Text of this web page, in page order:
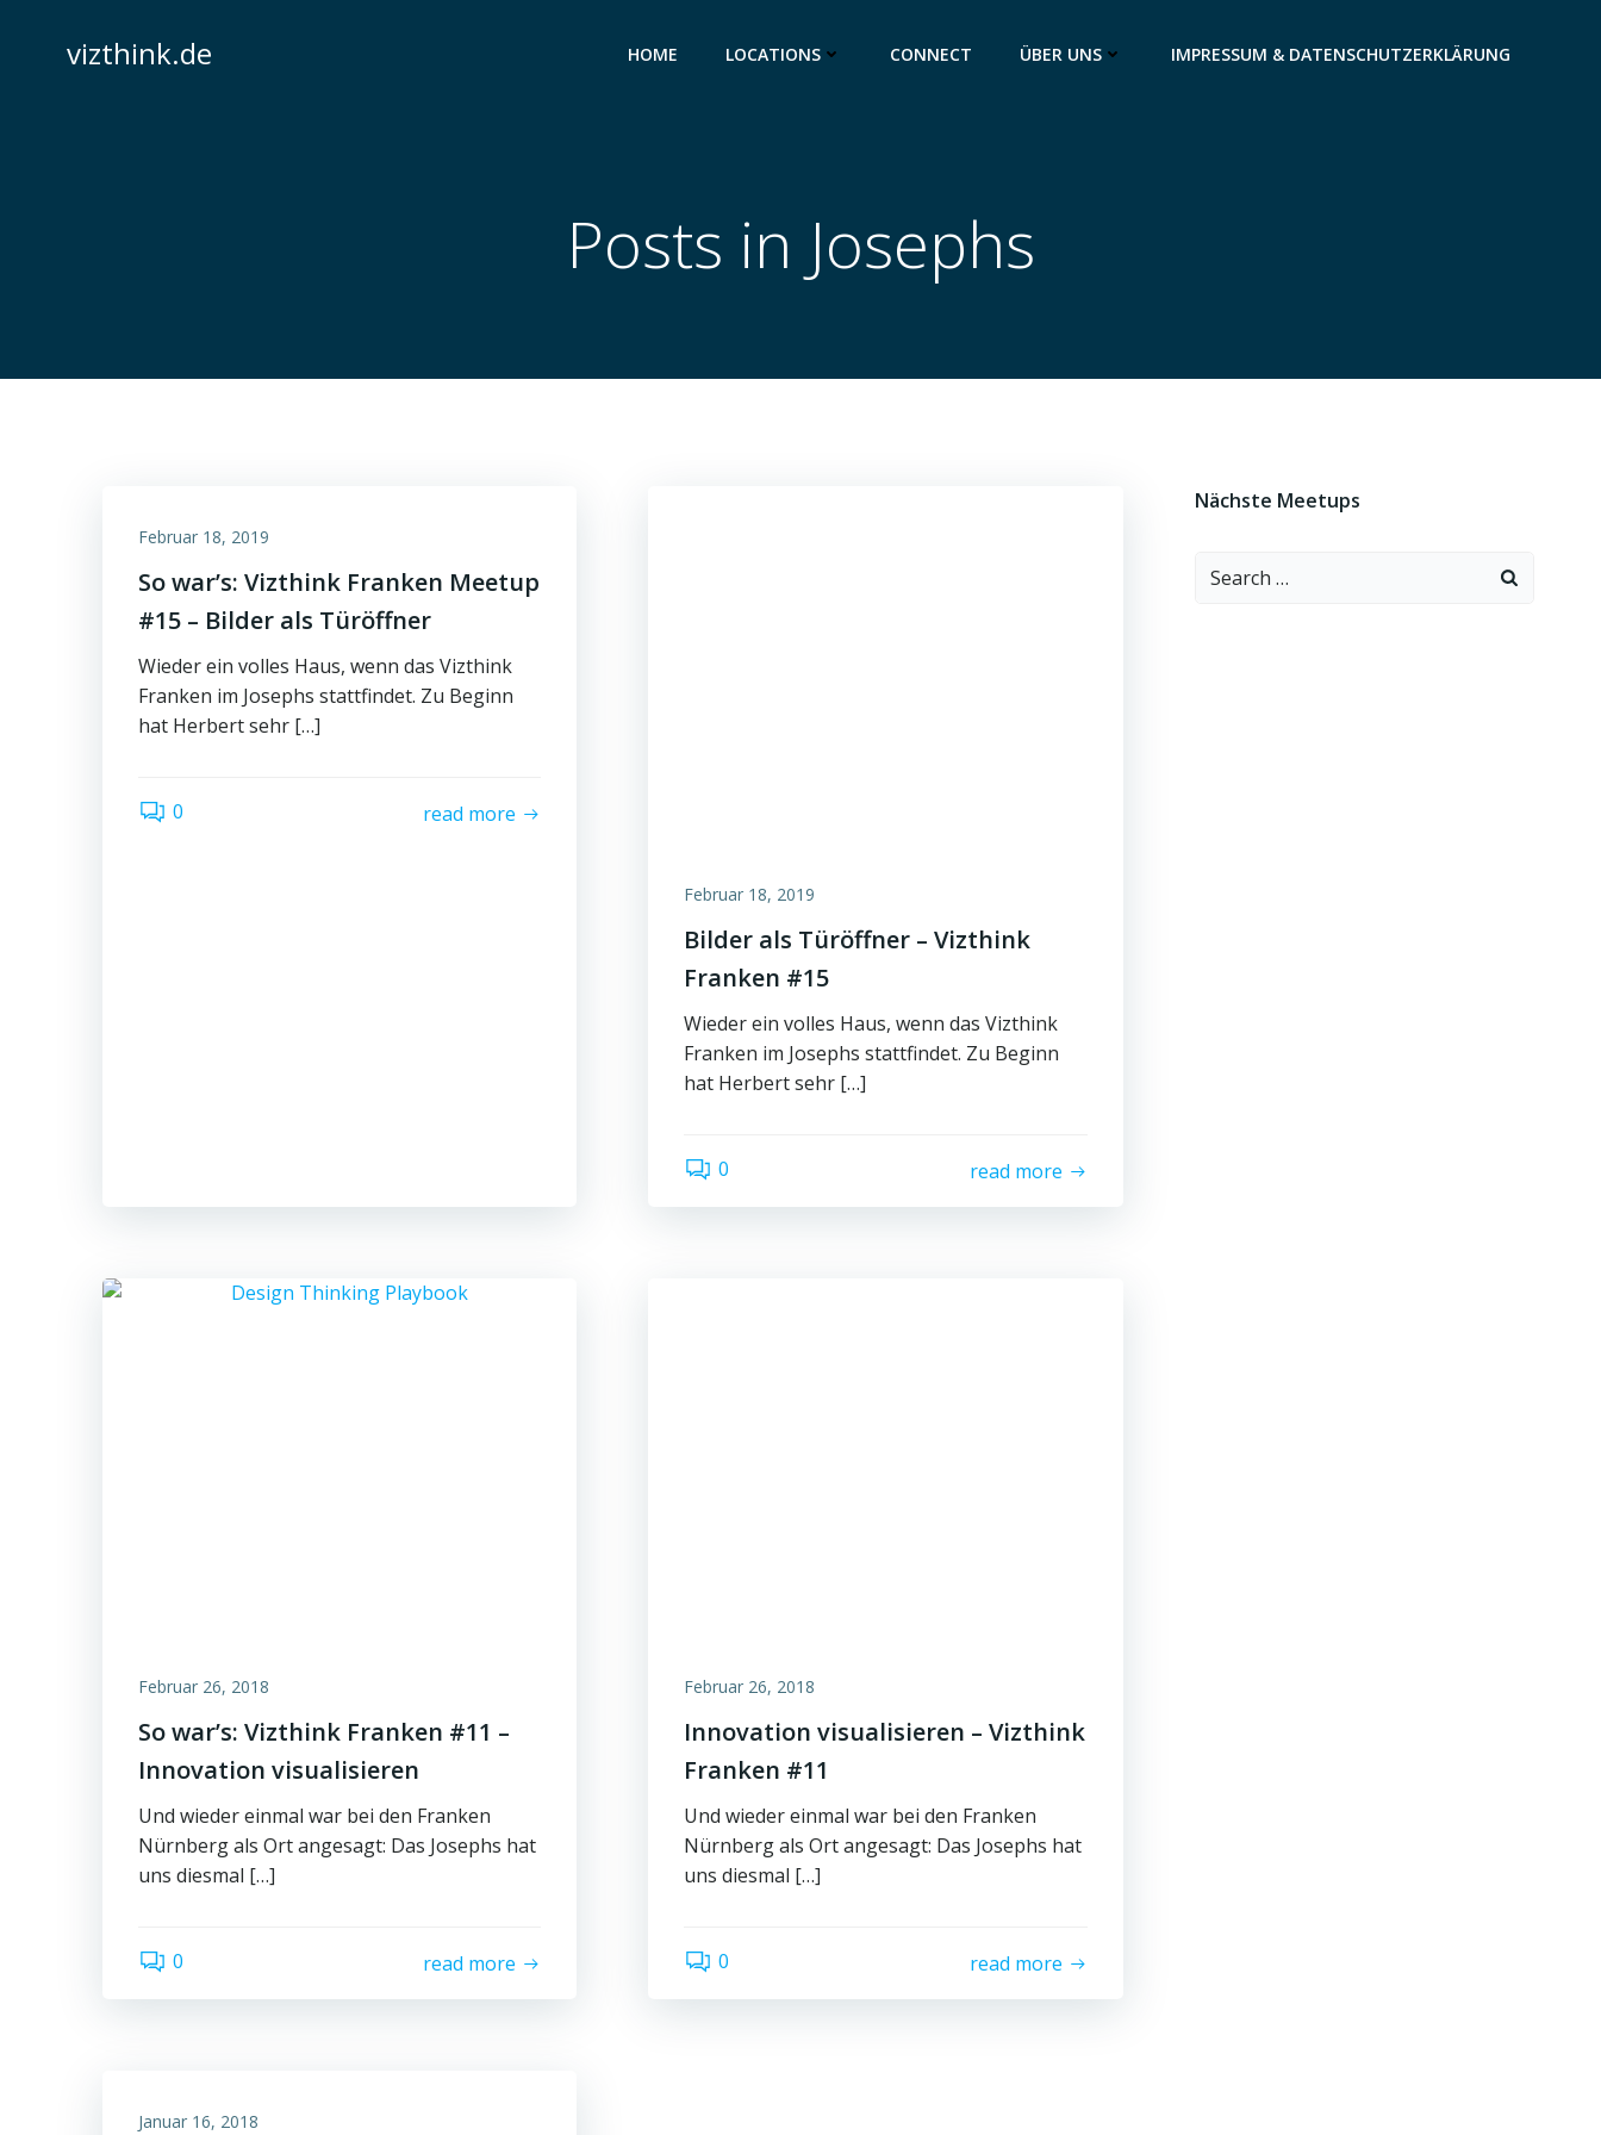
springenvizthink.de HOME LOCATIONS CONNECT ÜBER UNS IMPRESSUM & DATENSCHUTZERKLÄRUNG
Posts in Josephs
Februar 18, 2019
So war’s: Vizthink Franken Meetup
#15 – Bilder als Türöffner
Wieder ein volles Haus, wenn das Vizthink
Franken im Josephs stattfindet. Zu Beginn
hat Herbert sehr […]
0 read more
Februar 18, 2019
Bilder als Türöffner – Vizthink
Franken #15
Wieder ein volles Haus, wenn das Vizthink
Franken im Josephs stattfindet. Zu Beginn
hat Herbert sehr […]
0 read more
Februar 26, 2018
So war’s: Vizthink Franken #11 –
Innovation visualisieren
Und wieder einmal war bei den Franken
Nürnberg als Ort angesagt: Das Josephs hat
uns diesmal […]
0 read more
Februar 26, 2018
Innovation visualisieren – Vizthink
Franken #11
Und wieder einmal war bei den Franken
Nürnberg als Ort angesagt: Das Josephs hat
uns diesmal […]
0 read more
Januar 16, 2018
Nächste Meetups
Search